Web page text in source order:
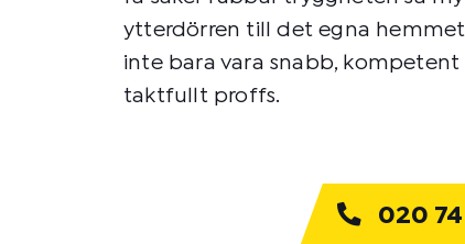
ytterdörren till det egna
inte bara vara snabb,
taktfullt proffs.
020